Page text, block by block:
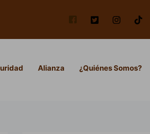
Alianza ¿Quiénes Somos?